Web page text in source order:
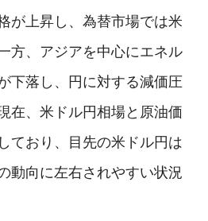
が上昇し、為替市場では米
方、アジアを中心にエネル
下落し、円に対する減価圧
在、米ドル円相場と原油価
ており、目先の米ドル円は
動向に左右されやすい状況